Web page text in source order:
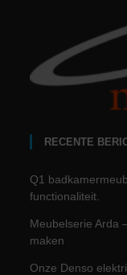
RECENTE
Q1
functionaliteit.
Meubelserie Arda
maken
Onze Denso